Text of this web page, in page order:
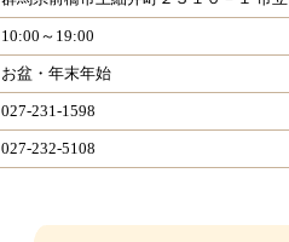
10:00～19:00
お盆・年末年始
027-231-1598
027-232-5108